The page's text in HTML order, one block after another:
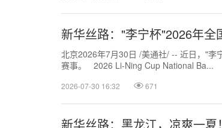
新华丝路："李宁杯"2026年
北京2026年7月30日 /美通社/ -- 近日，"李
赛事。 2026 Li-Ning Cup National Ba...
2026-07-30 16:32 671
新华丝路：黑龙江，凉爽一夏！